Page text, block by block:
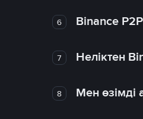
6 Binance
7 Неліктен
8 Мен өзімді